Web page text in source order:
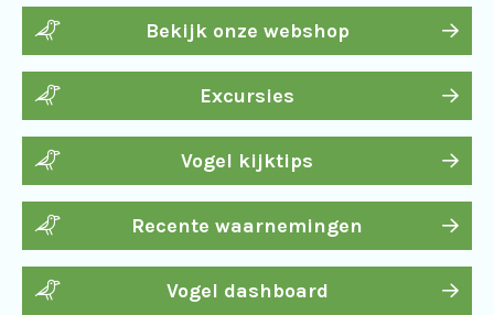
Bekijk onze webshop
Excursies
Vogel kijktips
Recente waarnemingen
Vogel dashboard